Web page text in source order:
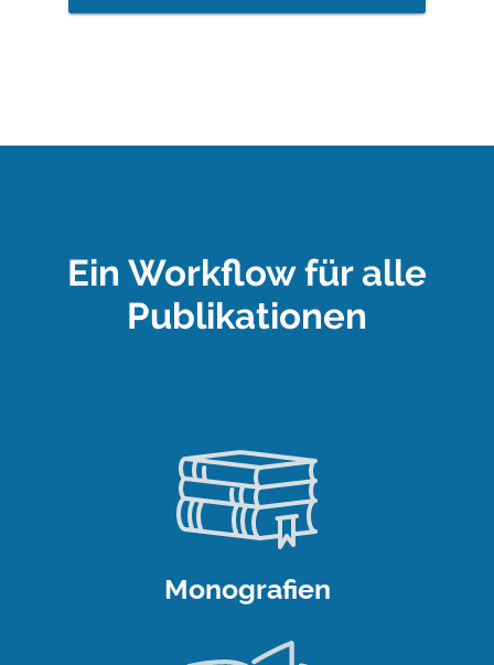
Ein Workflow für alle
Publikationen
Monografien